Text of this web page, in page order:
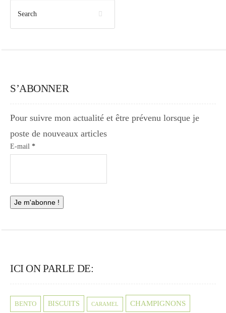
S’ABONNER
Pour suivre mon actualité et être prévenu lorsque je
poste de nouveaux articles
E-mail *
ICI ON PARLE DE:
BENTO BISCUITS CARAMEL CHAMPIGNONS